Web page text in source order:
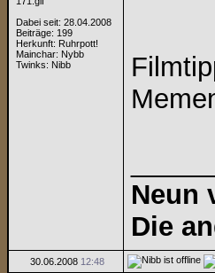
Dabei seit: 28.04.2008
Beiträge: 199
Herkunft: Ruhrpott!
Mainchar: Nybb
Twinks: Nibb
Neun
Die
30.06.2008 12:48